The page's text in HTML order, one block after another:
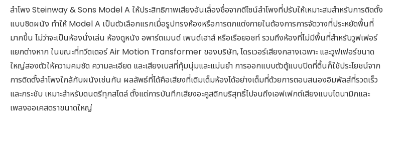
ลำโพง Steinway & Sons Model A ให้ประสิทธิภาพเสียงอันเลื่องชื่อจากดีไซน์ลำโพงที่ปรับให้เหมาะสมสำหรับการติดตั้ง
แบบชิดผนัง ทำให้ Model A เป็นตัวเลือกแรกเมื่อรูปทรงห้องหรือการตกแต่งภายในต้องการการจัดวางที่ประหยัดพื้นที่
มากขึ้น ไม่ว่าจะเป็นห้องนั่งเล่น ห้องดูหนัง อพาร์ตเมนต์ เพนต์เฮาส์ หรือเรือยอชท์ รวมถึงห้องที่ไม่มีพื้นที่สำหรับวูฟเฟอร์
แยกต่างหาก ในขณะที่ทวีตเตอร์ Air Motion Transformer ของบริษัท, ไดรเวอร์เสียงกลางเฉพาะ และวูฟเฟอร์ขนาด
ใหญ่สองตัวให้ความคมชัด ความละเอียด และเสียงเบสที่ทุ้มนุ่มและแม่นยำ การออกแบบตัวตู้แบบปิดที่ตื้นก็ใช้ประโยชน์จาก
การติดตั้งลำโพงใกล้กับผนังเช่นกัน ผลลัพธ์ที่ได้คือเสียงที่เติมเต็มห้องได้อย่างเต็มที่ด้วยการตอบสนองอิมพัลส์ที่รวดเร็ว
และกระชับ เหมาะสำหรับดนตรีทุกสไตล์ ตั้งแต่การบันทึกเสียงอะคูสติกบริสุทธิ์ไปจนถึงเอฟเฟกต์เสียงแบบไดนามิกและ
เพลงออเคสตราขนาดใหญ่